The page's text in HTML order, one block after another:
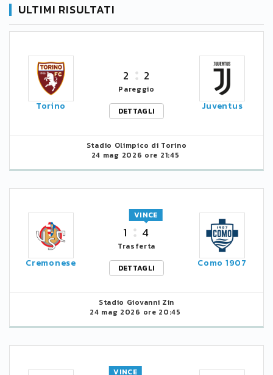
ULTIMI RISULTATI
Torino
2 2
Pareggio
DETTAGLI
Juventus
Stadio Olimpico di Torino
24 mag 2026 ore 21:45
Cremonese
1 4
VINCE
Trasferta
DETTAGLI
Como 1907
Stadio Giovanni Zin
24 mag 2026 ore 20:45
VINCE